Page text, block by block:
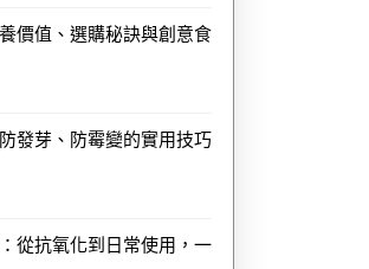
價值、選購秘訣與創意食
發芽、防霉變的實用技巧
從抗氧化到日常使用，一